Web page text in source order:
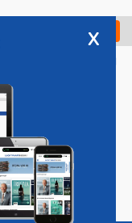
Check in
Vacatures
x